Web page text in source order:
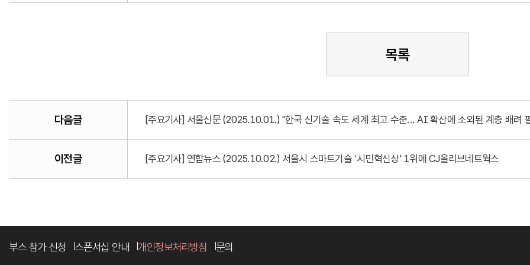
목록
다음글 [주요기사] 서울신문 (2025.10.01.) "한국 신기술 속도 세계 최고 수준... AI 확산에 소외된 계층 배려
이전글 [주요기사] 연합뉴스 (2025.10.02.) 서울시 스마트기술 '시민혁신상' 1위에 CJ올리브네트웍스
부스 참가 신청 스폰서십 안내 개인정보처리방침 문의